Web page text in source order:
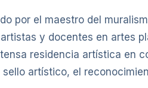
por el maestro del
y docentes en artes
residencia artística en
artístico, el